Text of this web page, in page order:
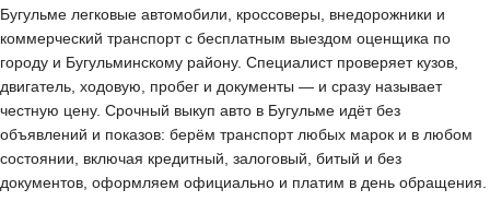
Бугульме легковые автомобили, кроссоверы, внедорожники и
коммерческий транспорт с бесплатным выездом оценщика по
городу и Бугульминскому району. Специалист проверяет кузов,
двигатель, ходовую, пробег и документы — и сразу называет
честную цену. Срочный выкуп авто в Бугульме идёт без
объявлений и показов: берём транспорт любых марок и в любом
состоянии, включая кредитный, залоговый, битый и без
документов, оформляем официально и платим в день обращения.